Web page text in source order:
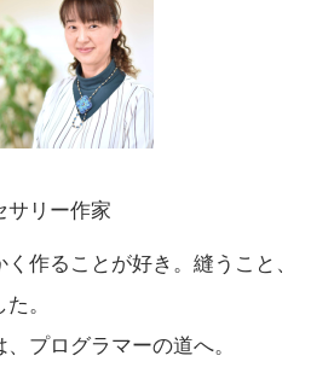
サリー作家
作ることが好き。縫うこと、
。
プログラマーの道へ。